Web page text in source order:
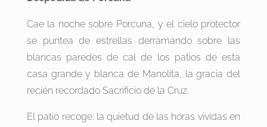
Cae la noche sobre Porcuna, y el cielo protector
se puntea de estrellas derramando sobre las
blancas paredes de cal de los patios de esta
casa grande y blanca de Manolita, la gracia del
recién recordado Sacrificio de la Cruz.
El patio recoge: la quietud de las horas vividas en